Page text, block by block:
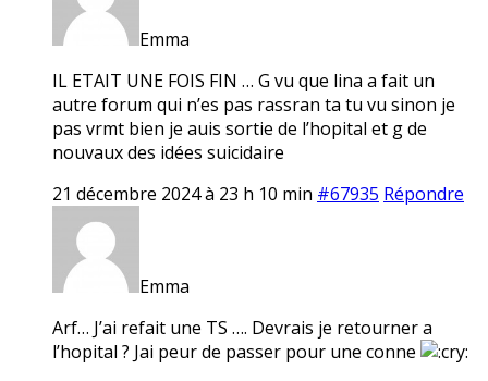
Emma
IL ETAIT UNE FOIS FIN … G vu que lina a fait un
autre forum qui n’es pas rassran ta tu vu sinon je
pas vrmt bien je auis sortie de l’hopital et g de
nouvaux des idées suicidaire
21 décembre 2024 à 23 h 10 min #67935 Répondre
Emma
Arf… J’ai refait une TS …. Devrais je retourner a
l’hopital ? Jai peur de passer pour une conne